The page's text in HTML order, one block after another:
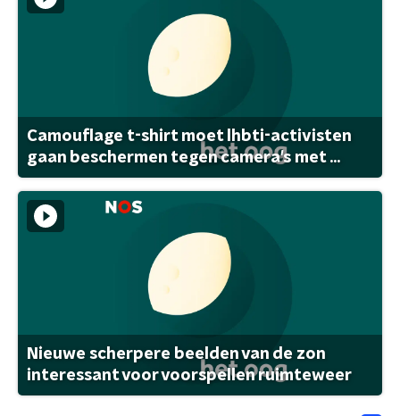
Camouflage t-shirt moet lhbti-activisten
gaan beschermen tegen camera's met ...
Nieuwe scherpere beelden van de zon
interessant voor voorspellen ruimteweer